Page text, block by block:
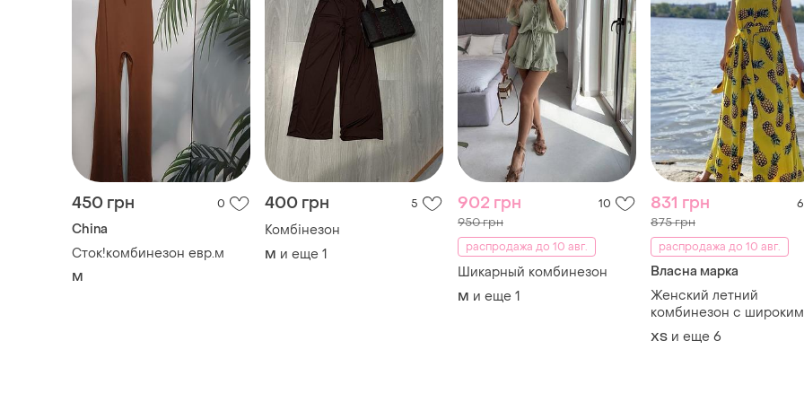
450 грн 0
China
Сток!комбинезон евр.м
M
400 грн 5
Комбінезон
M и еще 1
902 грн 10
950 грн
распродажа до 10 авг.
Шикарный комбинезон
M и еще 1
831 грн 6
875 грн
распродажа до 10 авг.
Власна марка
Женский летний
комбинезон с
брюками желтый с
ХS и еще 6